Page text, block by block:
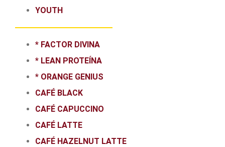
YOUTH
* FACTOR DIVINA
* LEAN PROTEÍNA
* ORANGE GENIUS
CAFÉ BLACK
CAFÉ CAPUCCINO
CAFÉ LATTE
CAFÉ HAZELNUT LATTE